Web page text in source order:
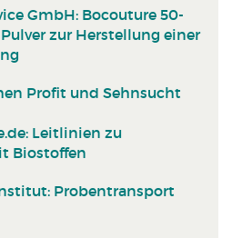
GmbH: Bocouture 50-
zur Herstellung einer
Profit und Sehnsucht
Leitlinien zu
Biostoffen
Probentransport